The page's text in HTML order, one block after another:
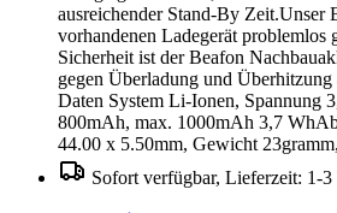
ausreichender Stand-By Zeit.Unser
vorhandenen Ladegerät problemlos
Sicherheit ist der Beafon
gegen Überladung und Überhitzung
Daten System Li-Ionen, Spannung
800mAh, max. 1000mAh 3,7
44.00 x 5.50mm, Gewicht
Sofort verfügbar, Lieferzeit: 1-3